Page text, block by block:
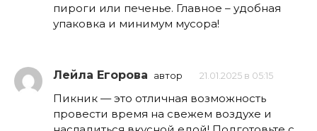
пироги или печенье. Главное – удобная
упаковка и минимум мусора!
Лейла Егорова автор 21.01.2025 в 05:15
Пикник — это отличная возможность
провести время на свежем воздухе и